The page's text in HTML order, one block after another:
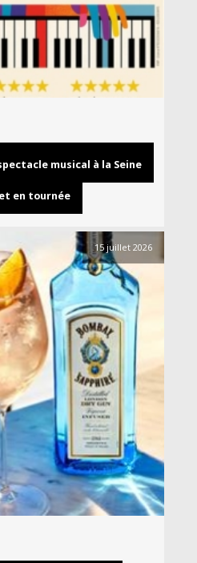
musical à la Seine
en tournée
15 juillet 2026